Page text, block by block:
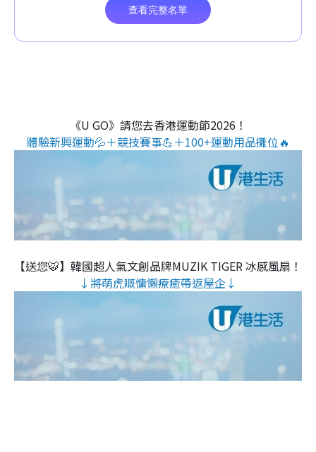
《U GO》請您去香港運動節2026！
體驗新興運動💦＋競技賽事💪＋100+運動用品攤位🔥
【送您🐯】韓國超人氣文創品牌MUZIK TIGER 冰感風扇！
↓將萌虎嘅慵懶療癒帶返屋企↓